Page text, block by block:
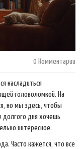
0 Комментарии
насладиться
головоломкой. На
но мы здесь, чтобы
долгого дня хочешь
интересное.
Часто кажется, что все